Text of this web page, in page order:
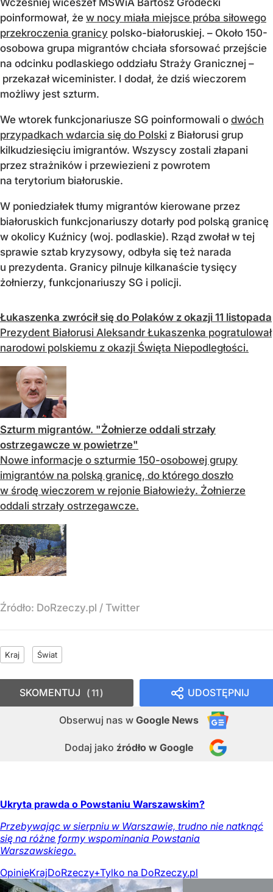
Wcześniej wiceszef MSWiA Bartosz Grodecki
poinformował, że w nocy miała miejsce próba siłowego
przekroczenia granicy polsko-białoruskiej. – Około 150-
osobowa grupa migrantów chciała sforsować przejście
na odcinku podlaskiego oddziału Straży Granicznej –
przekazał wiceminister. I dodał, że dziś wieczorem
możliwy jest szturm.
We wtorek funkcjonariusze SG poinformowali o dwóch
przypadkach wdarcia się do Polski z Białorusi grup
kilkudziesięciu imigrantów. Wszyscy zostali złapani
przez strażników i przewiezieni z powrotem
na terytorium białoruskie.
W poniedziałek tłumy migrantów kierowane przez
białoruskich funkcjonariuszy dotarły pod polską granicę
w okolicy Kuźnicy (woj. podlaskie). Rząd zwołał w tej
sprawie sztab kryzysowy, odbyła się też narada
u prezydenta. Granicy pilnuje kilkanaście tysięcy
żołnierzy, funkcjonariuszy SG i policji.
Łukaszenka zwrócił się do Polaków z okazji 11 listopada
Prezydent Białorusi Aleksandr Łukaszenka pogratulował
narodowi polskiemu z okazji Święta Niepodległości.
Szturm migrantów. "Żołnierze oddali strzały
ostrzegawcze w powietrze"
Nowe informacje o szturmie 150-osobowej grupy
imigrantów na polską granicę, do którego doszło
w środę wieczorem w rejonie Białowieży. Żołnierze
oddali strzały ostrzegawcze.
Źródło: DoRzeczy.pl / Twitter
Kraj Świat
UDOSTĘPNIJ
Obserwuj nas w Google News
Dodaj jako źródło w Google
SKOMENTUJ 11
Ukryta prawda o Powstaniu Warszawskim?
Przebywając w sierpniu w Warszawie, trudno nie natknąć
się na różne formy wspominania Powstania
Warszawskiego.
OpinieKrajDoRzeczy+Tylko na DoRzeczy.pl